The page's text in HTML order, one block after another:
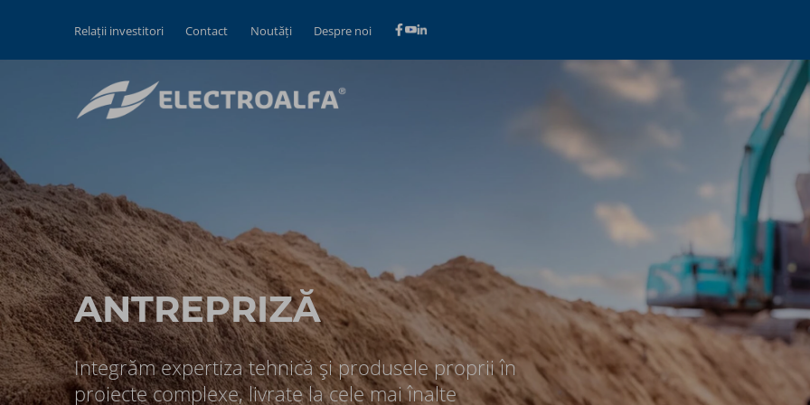
Relații investitori Contact Noutăți Despre noi
ANTREPRIZĂ​​
Integrăm expertiza tehnică și produsele proprii în
proiecte complexe, livrate la cele mai înalte